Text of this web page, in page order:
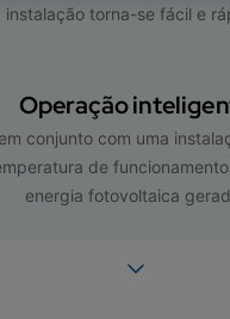
instalação torna-se fácil e
Operação
conjunto com uma
de
energia fotovoltaica